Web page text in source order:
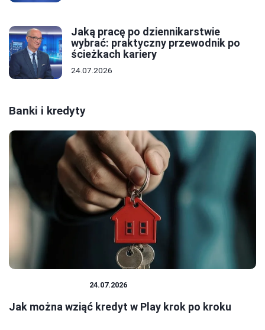
Jaką pracę po dziennikarstwie
wybrać: praktyczny przewodnik po
ścieżkach kariery
24.07.2026
Banki i kredyty
24.07.2026
Jak można wziąć kredyt w Play krok po kroku